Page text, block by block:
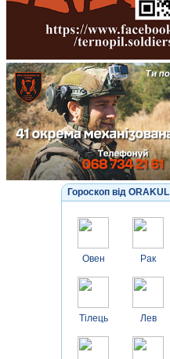
Гороскоп від ORAKUL
Овен
Тілець
Рак
Лев